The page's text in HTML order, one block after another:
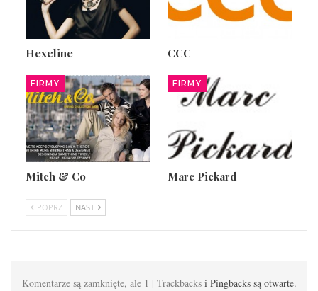
Hexeline CCC
FIRMY
Mitch & Co
FIRMY
Marc Pickard
POPRZ NAST
Komentarze są zamknięte, ale 1 | Trackbacks i Pingbacks są otwarte.